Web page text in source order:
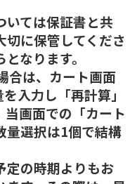
ては保証書と共
に保管してくださ
なります。
合は、カート画面
入力し「再計算」
画面での「カート
量選択は1個で結構
の時期よりもお